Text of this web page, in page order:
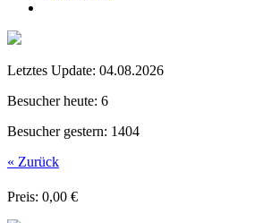
Letztes Update: 04.08.2026
Besucher heute: 6
Besucher gestern: 1404
« Zurück
Preis: 0,00 €